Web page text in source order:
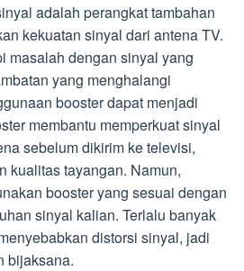
adalah perangkat tambahan
kekuatan sinyal dari antena TV.
masalah dengan sinyal yang
yang menghalangi
booster dapat menjadi
membantu memperkuat sinyal
sebelum dikirim ke televisi,
kualitas tayangan. Namun,
booster yang sesuai dengan
sinyal kalian. Terlalu banyak
distorsi sinyal, jadi
bijaksana.